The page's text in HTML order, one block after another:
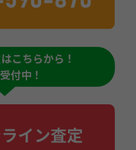
こちらから！
付中！